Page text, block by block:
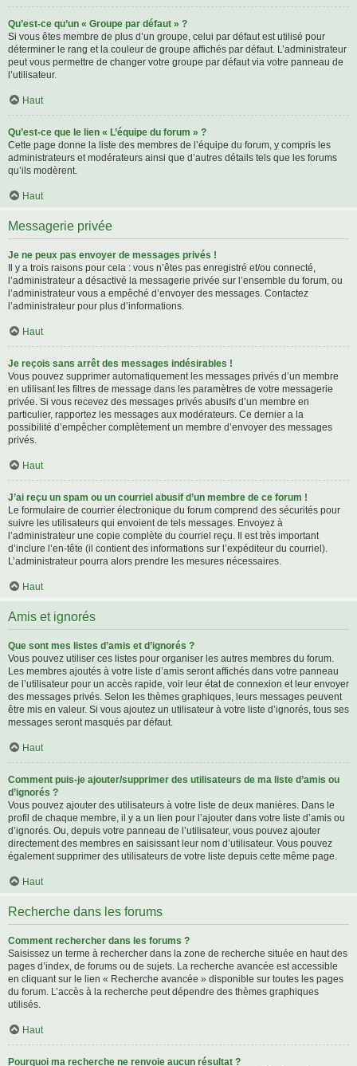
Qu’est-ce qu’un « Groupe par défaut » ?
Si vous êtes membre de plus d’un groupe, celui par défaut est utilisé pour
déterminer le rang et la couleur de groupe affichés par défaut. L’administrateur
peut vous permettre de changer votre groupe par défaut via votre panneau de
l’utilisateur.
Haut
Qu’est-ce que le lien « L’équipe du forum » ?
Cette page donne la liste des membres de l’équipe du forum, y compris les
administrateurs et modérateurs ainsi que d’autres détails tels que les forums
qu’ils modèrent.
Haut
Messagerie privée
Je ne peux pas envoyer de messages privés !
Il y a trois raisons pour cela : vous n’êtes pas enregistré et/ou connecté,
l’administrateur a désactivé la messagerie privée sur l’ensemble du forum, ou
l’administrateur vous a empêché d’envoyer des messages. Contactez
l’administrateur pour plus d’informations.
Haut
Je reçois sans arrêt des messages indésirables !
Vous pouvez supprimer automatiquement les messages privés d’un membre
en utilisant les filtres de message dans les paramètres de votre messagerie
privée. Si vous recevez des messages privés abusifs d’un membre en
particulier, rapportez les messages aux modérateurs. Ce dernier a la
possibilité d’empêcher complètement un membre d’envoyer des messages
privés.
Haut
J’ai reçu un spam ou un courriel abusif d’un membre de ce forum !
Le formulaire de courrier électronique du forum comprend des sécurités pour
suivre les utilisateurs qui envoient de tels messages. Envoyez à
l’administrateur une copie complète du courriel reçu. Il est très important
d’inclure l’en-tête (il contient des informations sur l’expéditeur du courriel).
L’administrateur pourra alors prendre les mesures nécessaires.
Haut
Amis et ignorés
Que sont mes listes d’amis et d’ignorés ?
Vous pouvez utiliser ces listes pour organiser les autres membres du forum.
Les membres ajoutés à votre liste d’amis seront affichés dans votre panneau
de l’utilisateur pour un accès rapide, voir leur état de connexion et leur envoyer
des messages privés. Selon les thèmes graphiques, leurs messages peuvent
être mis en valeur. Si vous ajoutez un utilisateur à votre liste d’ignorés, tous ses
messages seront masqués par défaut.
Haut
Comment puis-je ajouter/supprimer des utilisateurs de ma liste d’amis ou
d’ignorés ?
Vous pouvez ajouter des utilisateurs à votre liste de deux manières. Dans le
profil de chaque membre, il y a un lien pour l’ajouter dans votre liste d’amis ou
d’ignorés. Ou, depuis votre panneau de l’utilisateur, vous pouvez ajouter
directement des membres en saisissant leur nom d’utilisateur. Vous pouvez
également supprimer des utilisateurs de votre liste depuis cette même page.
Haut
Recherche dans les forums
Comment rechercher dans les forums ?
Saisissez un terme à rechercher dans la zone de recherche située en haut des
pages d’index, de forums ou de sujets. La recherche avancée est accessible
en cliquant sur le lien « Recherche avancée » disponible sur toutes les pages
du forum. L’accès à la recherche peut dépendre des thèmes graphiques
utilisés.
Haut
Pourquoi ma recherche ne renvoie aucun résultat ?